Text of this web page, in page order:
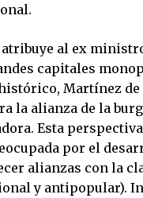
al ex
capitales
Martínez de
la alianza de la
Esta
por el
alianzas con la
y antipopular).